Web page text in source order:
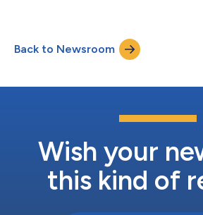
統、激光器、光學材料與元件、量子技術
術，以及 XR 技術。此外， SPIE Catalyst
屆，專為表揚在拓展職場就業機會、強化
都會於 Photonics West 期間，表揚市場上
這些產品推向市場本身就是一項成就，我
我誠邀擁有新型光基產品的企業展示團隊成
Back to Newsroom
Wish your
this kind of